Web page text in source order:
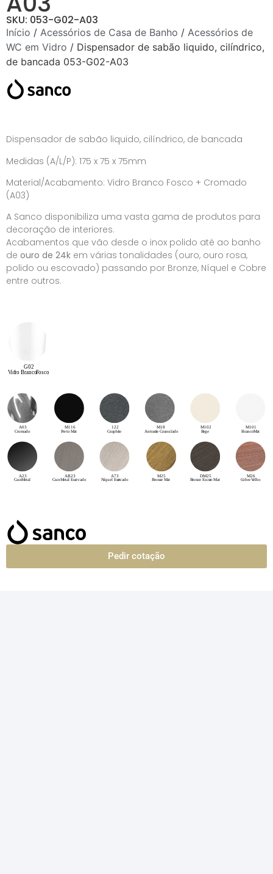
SKU: 053-G02-A03
Início / Acessórios de Casa de Banho / Acessórios de
WC em Vidro / Dispensador de sabão liquido, cilíndrico,
de bancada 053-G02-A03
Dispensador de sabão liquido, cilíndrico, de bancada
Medidas (A/L/P): 175 x 75 x 75mm
Material/Acabamento: Vidro Branco Fosco + Cromado
(A03)
A Sanco disponibiliza uma vasta gama de produtos para
decoração de interiores.
Acabamentos que vão desde o inox polido até ao banho
de ouro de 24k em várias tonalidades (ouro, ouro rosa,
polido ou escovado) passando por Bronze, Níquel e Cobre
entre outros.
Pedir cotação